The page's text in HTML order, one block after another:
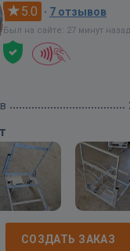
5.0 · 7 отзывов
Был на сайте: 27 минут назад
СОЗДАТЬ ЗАКАЗ